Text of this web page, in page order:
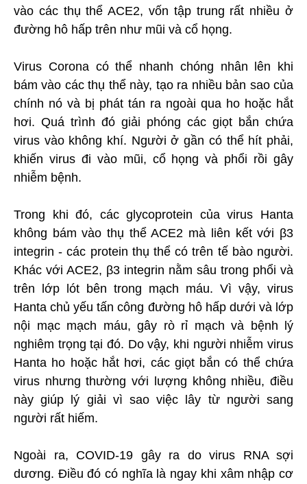
vào các thụ thể ACE2, vốn tập trung rất nhiều ở
đường hô hấp trên như mũi và cổ họng.
Virus Corona có thể nhanh chóng nhân lên khi
bám vào các thụ thể này, tạo ra nhiều bản sao của
chính nó và bị phát tán ra ngoài qua ho hoặc hắt
hơi. Quá trình đó giải phóng các giọt bắn chứa
virus vào không khí. Người ở gần có thể hít phải,
khiến virus đi vào mũi, cổ họng và phổi rồi gây
nhiễm bệnh.
Trong khi đó, các glycoprotein của virus Hanta
không bám vào thụ thể ACE2 mà liên kết với β3
integrin - các protein thụ thể có trên tế bào người.
Khác với ACE2, β3 integrin nằm sâu trong phổi và
trên lớp lót bên trong mạch máu. Vì vậy, virus
Hanta chủ yếu tấn công đường hô hấp dưới và lớp
nội mạc mạch máu, gây rò rỉ mạch và bệnh lý
nghiêm trọng tại đó. Do vậy, khi người nhiễm virus
Hanta ho hoặc hắt hơi, các giọt bắn có thể chứa
virus nhưng thường với lượng không nhiều, điều
này giúp lý giải vì sao việc lây từ người sang
người rất hiếm.
Ngoài ra, COVID-19 gây ra do virus RNA sợi
dương. Điều đó có nghĩa là ngay khi xâm nhập cơ